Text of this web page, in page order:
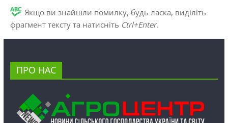
Якщо ви знайшли помилку, будь ласка, виділіть
фрагмент тексту та натисніть Ctrl+Enter.
ПРО НАС